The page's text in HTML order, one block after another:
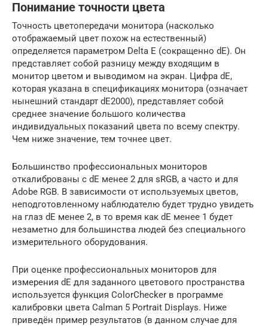
Понимание точности цвета
Точность цветопередачи монитора (насколько
отображаемый цвет похож на естественный)
определяется параметром Delta E (сокращенно dE). Он
представляет собой разницу между входящим в
монитор цветом и выводимом на экран. Цифра dE,
которая указана в спецификациях монитора (означает
нынешний стандарт dE2000), представляет собой
среднее значение большого количества
индивидуальных показаний цвета по всему спектру.
Чем ниже значение, тем точнее цвет.
Большинство профессиональных мониторов
откалиброваны с dE менее 2 для sRGB, а часто и для
Adobe RGB. В зависимости от используемых цветов,
неподготовленному наблюдателю будет трудно увидеть
на глаз dE менее 2, в то время как dE менее 1 будет
незаметно для большинства людей без специального
измерительного оборудования.
При оценке профессиональных мониторов для
измерения dE для заданного цветового пространства
используется функция ColorChecker в программе
калибровки цвета Calman 5 Portrait Displays. Ниже
приведён пример результатов (в данном случае для